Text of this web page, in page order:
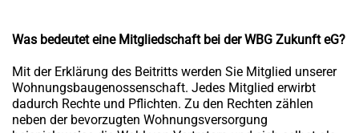
Was bedeutet eine Mitgliedschaft bei der WBG Zukunft eG?
Mit der Erklärung des Beitritts werden Sie Mitglied unserer
Wohnungsbaugenossenschaft. Jedes Mitglied erwirbt
dadurch Rechte und Pflichten. Zu den Rechten zählen
neben der bevorzugten Wohnungsversorgung